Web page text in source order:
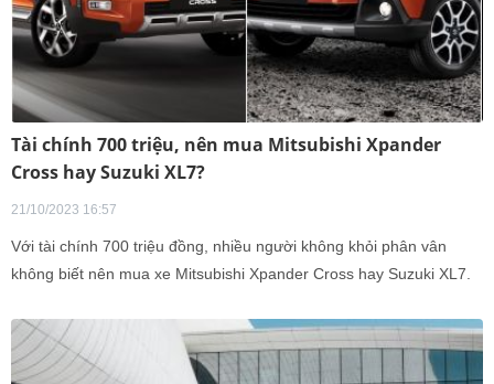
Tài chính 700 triệu, nên mua Mitsubishi Xpander
Cross hay Suzuki XL7?
21/10/2023 16:57
Với tài chính 700 triệu đồng, nhiều người không khỏi phân vân
không biết nên mua xe Mitsubishi Xpander Cross hay Suzuki XL7.